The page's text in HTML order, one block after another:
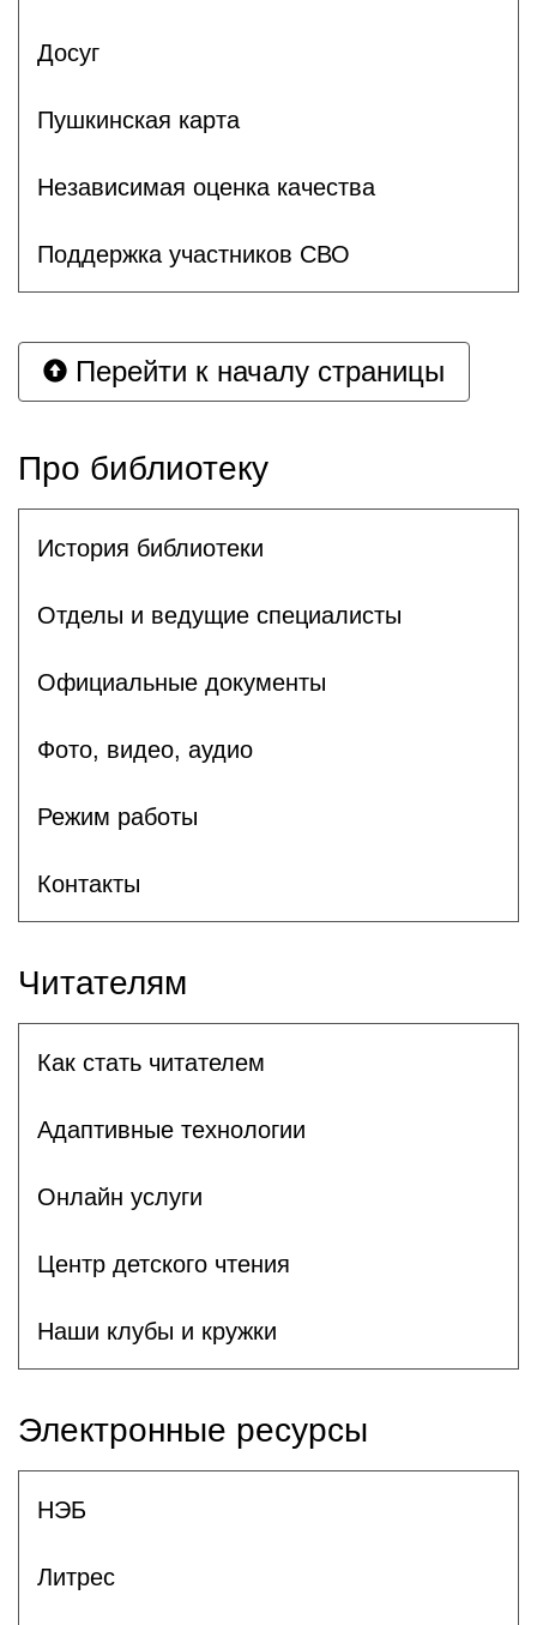
Досуг
Пушкинская карта
Независимая оценка качества
Поддержка участников СВО
Перейти к началу страницы
Про библиотеку
История библиотеки
Отделы и ведущие специалисты
Официальные документы
Фото, видео, аудио
Режим работы
Контакты
Читателям
Как стать читателем
Адаптивные технологии
Онлайн услуги
Центр детского чтения
Наши клубы и кружки
Электронные ресурсы
НЭБ
Литрес